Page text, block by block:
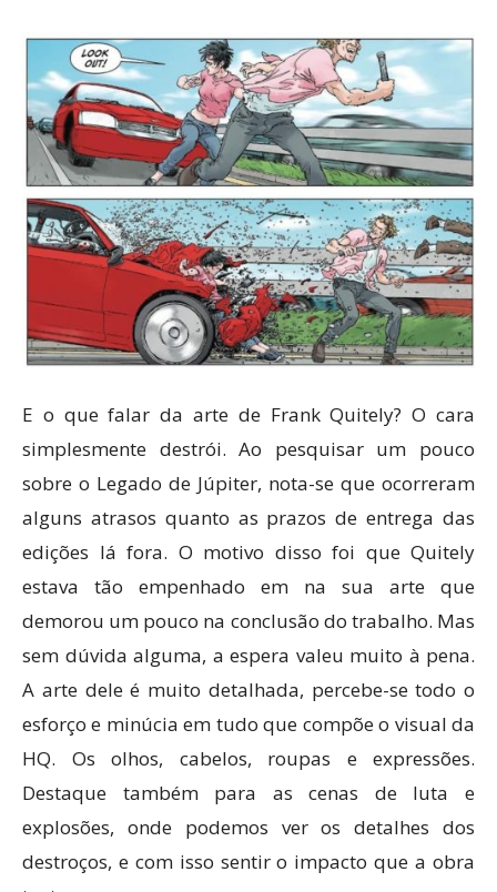
E o que falar da arte de Frank Quitely? O cara
simplesmente destrói. Ao pesquisar um pouco
sobre o Legado de Júpiter, nota-se que ocorreram
alguns atrasos quanto as prazos de entrega das
edições lá fora. O motivo disso foi que Quitely
estava tão empenhado em na sua arte que
demorou um pouco na conclusão do trabalho. Mas
sem dúvida alguma, a espera valeu muito à pena.
A arte dele é muito detalhada, percebe-se todo o
esforço e minúcia em tudo que compõe o visual da
HQ. Os olhos, cabelos, roupas e expressões.
Destaque também para as cenas de luta e
explosões, onde podemos ver os detalhes dos
destroços, e com isso sentir o impacto que a obra